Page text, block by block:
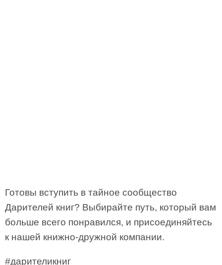
Готовы вступить в тайное сообщество
Дарителей книг? Выбирайте путь, который вам
больше всего понравился, и присоединяйтесь
к нашей книжно-дружной компании.
#дарителикниг